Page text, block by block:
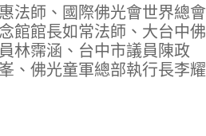
法師、國際佛光會世界總會
館館長如常法師、大台中佛
林霈涵、台中市議員陳政
、佛光童軍總部執行長李耀